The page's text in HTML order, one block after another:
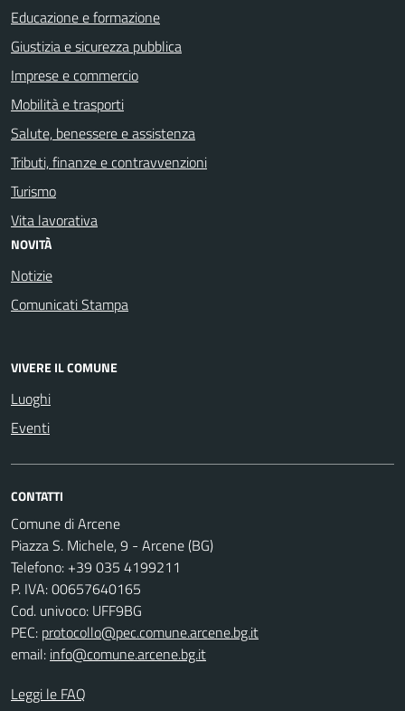
Educazione e formazione
Giustizia e sicurezza pubblica
Imprese e commercio
Mobilità e trasporti
Salute, benessere e assistenza
Tributi, finanze e contravvenzioni
Turismo
Vita lavorativa
NOVITÀ
Notizie
Comunicati Stampa
VIVERE IL COMUNE
Luoghi
Eventi
CONTATTI
Comune di Arcene
Piazza S. Michele, 9 - Arcene (BG)
Telefono: +39 035 4199211
P. IVA: 00657640165
Cod. univoco: UFF9BG
PEC: protocollo@pec.comune.arcene.bg.it
email: info@comune.arcene.bg.it
Leggi le FAQ